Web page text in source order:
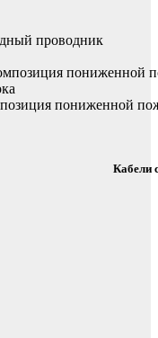
проводник
пониженной
пониженной
Кабели